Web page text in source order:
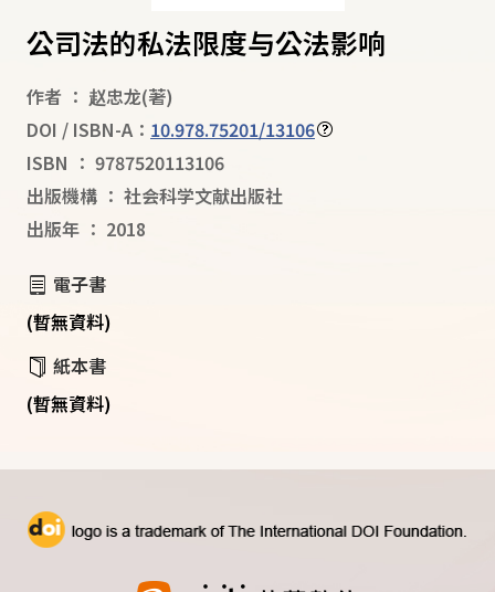
公司法的私法限度与公法影响
作者 ： 赵忠龙(著)
DOI / ISBN-A： 10.978.75201/13106
ISBN ： 9787520113106
出版機構 ： 社会科学文献出版社
出版年 ： 2018
電子書
(暫無資料)
紙本書
(暫無資料)